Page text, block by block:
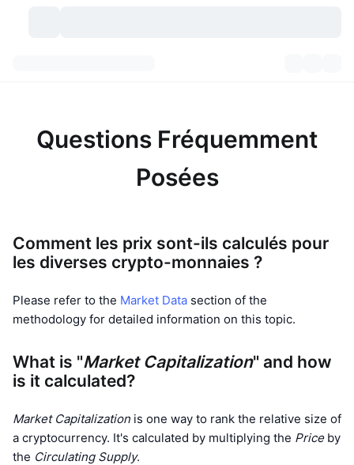
Classement
Déverrouillages de jetons
Actifs Monde Réel
Tableaux de classement
À venir
Marchés
Vue globale du marché
Nombre de cryptomonnaies
Trésoreries de BNB
Flux entrants/sortants des exchanges
Indice Fear & Greed.
DexScan
Nouveau
Explorateur de mèmes
Meilleurs traders
Au comptant
Au comptant
Produits dérivés
Fils d'actualité
Lives
Articles
API
API Crypto
API DEX
Tarifs
Produits
Convertisseur
CMC Launch
Questions Fréquemment
Posées
Comment les prix sont-ils calculés pour
les diverses crypto-monnaies ?
Please refer to the Market Data section of the
methodology for detailed information on this topic.
What is "Market Capitalization" and how
is it calculated?
Market Capitalization is one way to rank the relative size of
a cryptocurrency. It's calculated by multiplying the Priceby
the Circulating Supply.